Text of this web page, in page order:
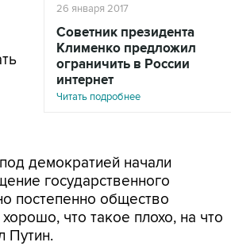
26 января 2017
Советник президента
Клименко предложил
ограничить в России
интернет
Читать подробнее
демократией начали
государственного
постепенно общество
что такое плохо, на что
Путин.